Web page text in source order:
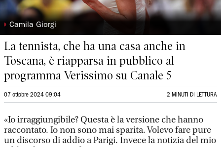
◗ Camila Giorgi
La tennista, che ha una casa anche in
Toscana, è riapparsa in pubblico al
programma Verissimo su Canale 5
07 ottobre 2024 09:04 2 MINUTI DI LETTURA
«Io irraggiungibile? Questa è la versione che hanno
raccontato. Io non sono mai sparita. Volevo fare pure
un discorso di addio a Parigi. Invece la notizia del mio